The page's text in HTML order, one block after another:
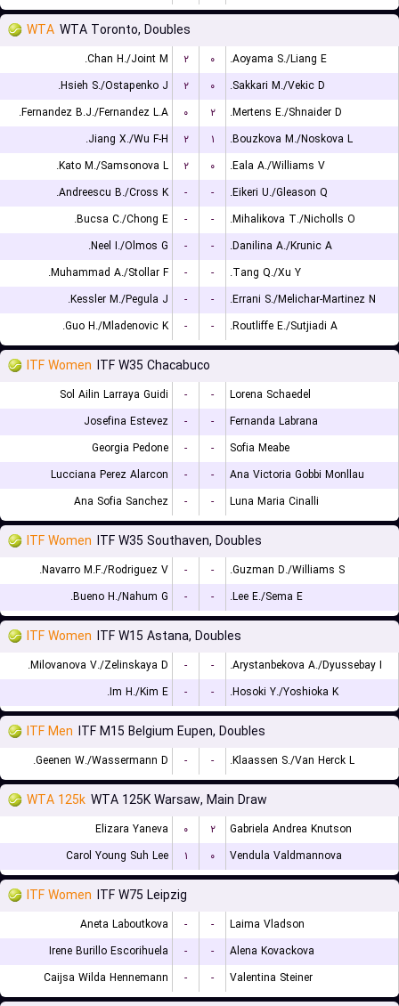
WTA WTA Toronto, Doubles
Chan H./Joint M. ۲ ۰
Aoyama S./Liang E.
Hsieh S./Ostapenko J.
۲ ۰
Sakkari M./Vekic D.
Fernandez B.J./Fernandez L.A.
۰ ۲
Mertens E./Shnaider D.
Jiang X./Wu F-H.
۲ ۱
Bouzkova M./Noskova L.
Kato M./Samsonova L.
۲ ۰
Eala A./Williams V.
Andreescu B./Cross K.
- -
Eikeri U./Gleason Q.
Bucsa C./Chong E.
- -
Mihalikova T./Nicholls O.
Neel I./Olmos G.
- -
Danilina A./Krunic A.
Muhammad A./Stollar F.
- -
Tang Q./Xu Y.
Kessler M./Pegula J.
- -
Errani S./Melichar-Martinez N.
Guo H./Mladenovic K.
- - Routliffe E./Sutjiadi A.
ITF Women ITF W35 Chacabuco
Sol Ailin Larraya Guidi - -
Lorena Schaedel
Josefina Estevez
- -
Fernanda Labrana
Georgia Pedone
- -
Sofia Meabe
Lucciana Perez Alarcon
- -
Ana Victoria Gobbi Monllau
Ana Sofia Sanchez
- - Luna Maria Cinalli
ITF Women ITF W35 Southaven, Doubles
Navarro M.F./Rodriguez V. - -
Guzman D./Williams S.
Bueno H./Nahum G.
- - Lee E./Sema E.
ITF Women ITF W15 Astana, Doubles
Milovanova V./Zelinskaya D. - -
Arystanbekova A./Dyussebay I.
Im H./Kim E.
- - Hosoki Y./Yoshioka K.
ITF Men ITF M15 Belgium Eupen, Doubles
Geenen W./Wassermann D. - - Klaassen S./Van Herck L.
WTA 125k WTA 125K Warsaw, Main Draw
Elizara Yaneva ۰ ۲
Gabriela Andrea Knutson
Carol Young Suh Lee
۱ ۰ Vendula Valdmannova
ITF Women ITF W75 Leipzig
Aneta Laboutkova - -
Laima Vladson
Irene Burillo Escorihuela
- -
Alena Kovackova
Caijsa Wilda Hennemann
- - Valentina Steiner